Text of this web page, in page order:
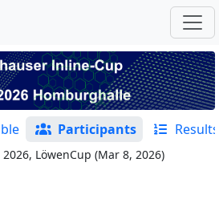
Participants Results
LöwenCup (Mar 8, 2026)